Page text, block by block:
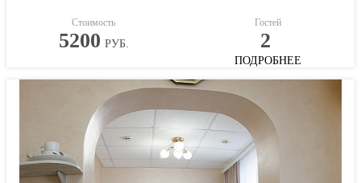
Стоимость
5200 РУБ.
Гостей
2
ПОДРОБНЕЕ